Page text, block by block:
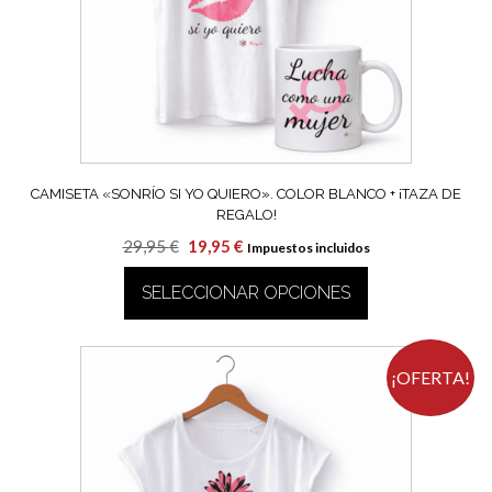
CAMISETA «SONRÍO SI YO QUIERO». COLOR BLANCO + ¡TAZA DE
REGALO!
29,95€ El
precio
original
era:
29,95 €.
19,95 €El
precio
actual
es:
19,95 €.
Impuestos incluidos
SELECCIONAR OPCIONES
producto
múltiples
variantes.
¡OFERTA!